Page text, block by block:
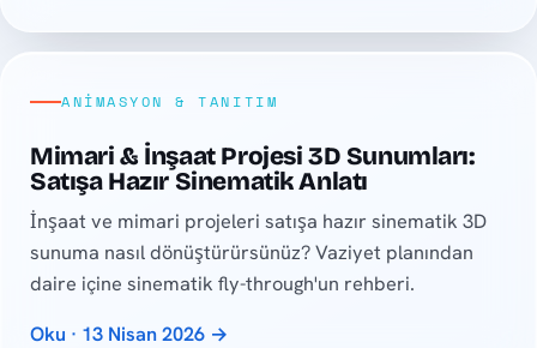
ANIMASYON & TANITIM
Mimari & İnşaat Projesi 3D Sunumları:
Satışa Hazır Sinematik Anlatı
İnşaat ve mimari projeleri satışa hazır sinematik 3D
sunuma nasıl dönüştürürsünüz? Vaziyet planından
daire içine sinematik fly-through'un rehberi.
Oku · 13 Nisan 2026 →